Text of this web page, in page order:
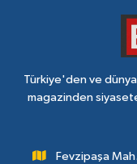
Türkiye'den ve
magazinden
Fevzipaşa